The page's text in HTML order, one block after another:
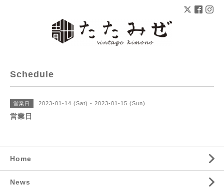
Schedule
営業日 2023-01-14 (Sat) - 2023-01-15 (Sun)
営業日
Home
News